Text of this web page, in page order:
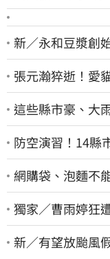
新／永和豆漿創
張元瀚猝逝！愛
這些縣市豪、大
防空演習！14縣
網購袋、泡麵不
獨家／曹雨婷狂
看法曝光
新／有望放颱風